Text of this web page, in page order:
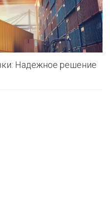
Надежное решение